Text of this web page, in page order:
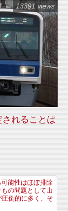
れることは
13391 views
能性はほぼ排除
の問題として山
倒的に多く、そ